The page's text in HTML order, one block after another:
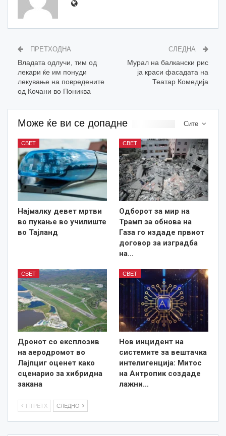
ПРЕТХОДНА
Владата одлучи, тим од
лекари ќе им понуди
лекување на повредените
од Кочани во Пониква
СЛЕДНА
Мурал на балкански рис
ја краси фасадата на
Театар Комедија
Сите
Може ќе ви се допадне
СВЕТ
Најмалку девет мртви
во пукање во училиште
во Тајланд
СВЕТ
Одборот за мир на
Трамп за обнова на
Газа го издаде првиот
договор за изградба
на…
СВЕТ
Дронот со експлозив
на аеродромот во
Лајпциг оценет како
сценарио за хибридна
закана
СВЕТ
Нов инцидент на
системите за вештачка
интелигенција: Митос
на Антропик создаде
лажни…
ПТРЕТХ СЛЕДНО